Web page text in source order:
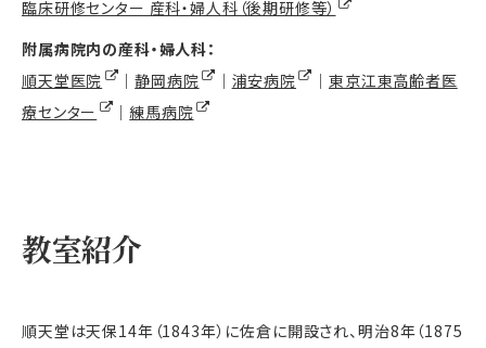
臨床研修センター 産科・婦人科（後期研修等）
附属病院内の産科・婦人科：
順天堂医院
｜静岡病院 ｜ 浦安病院 ｜ 東京江東高齢者医
療センター
｜練馬病院
教室紹介
順天堂は天保14年（1843年）に佐倉に開設され、明治8年（1875